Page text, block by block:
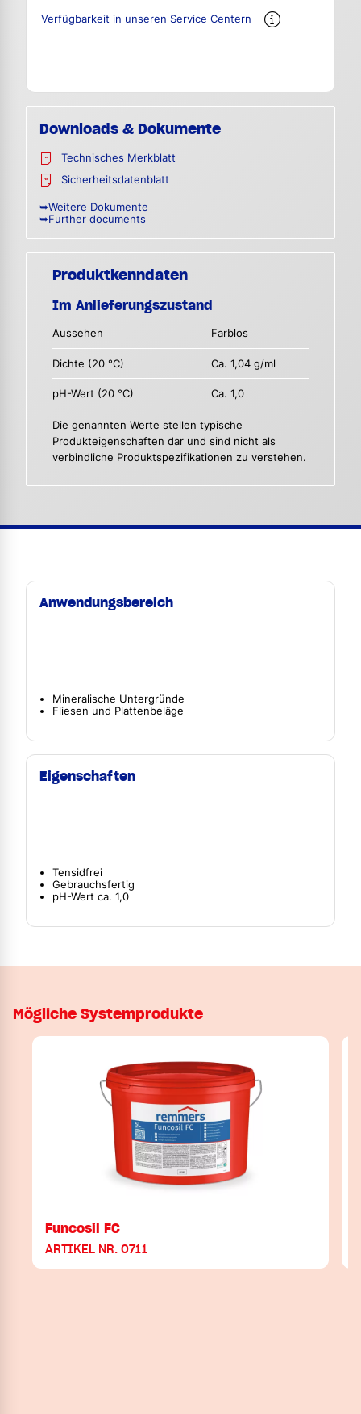
Verfügbarkeit in unseren Service Centern
Downloads & Dokumente
Technisches Merkblatt
Sicherheitsdatenblatt
➥Weitere Dokumente
➥Further documents
Produktkenndaten
Im Anlieferungszustand
Aussehen Farblos
Dichte (20 °C) Ca. 1,04 g/ml
pH-Wert (20 °C) Ca. 1,0
Die genannten Werte stellen typische
Produkteigenschaften dar und sind nicht als
verbindliche Produktspezifikationen zu verstehen.
Anwendungsbereich
Mineralische Untergründe
Fliesen und Plattenbeläge
Eigenschaften
Tensidfrei
Gebrauchsfertig
pH-Wert ca. 1,0
Mögliche Systemprodukte
Funcosil FC
ARTIKEL NR. 0711